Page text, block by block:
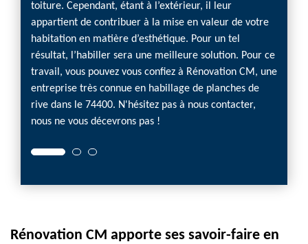
toiture. Cependant, étant à l’extérieur, il leur
appartient de contribuer à la mise en valeur de votre
habitation en matière d’esthétique. Pour un tel
résultat, l’habiller sera une meilleure solution. Pour ce
travail, vous pouvez vous confiez à Rénovation CM, une
entreprise très connue en habillage de planches de
rive dans le 74400. N'hésitez pas à nous contacter,
nous ne vous décevrons pas !
Rénovation CM apporte ses savoir-faire en